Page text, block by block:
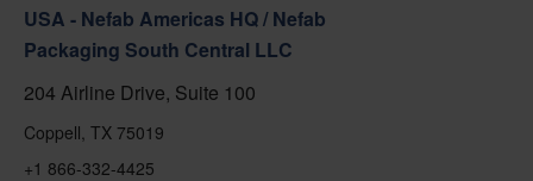
USA - Nefab Americas HQ / Nefab
Packaging South Central LLC
204 Airline Drive, Suite 100
Coppell, TX 75019
+1 866-332-4425